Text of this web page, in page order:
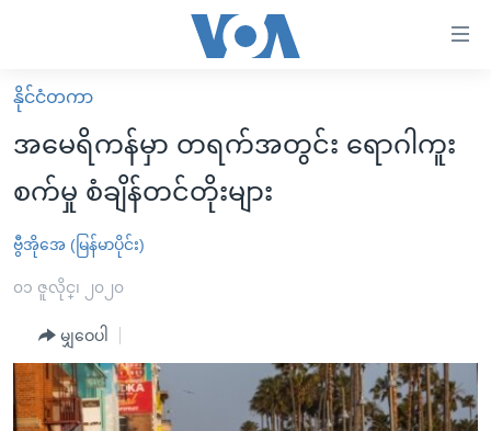
လွယ်ကူ
စေ
သည့်
များ
ပင်မ
ကျော်
ကြည့်
မူလစာမျက်နှာ
မြန်မာ
ကမ္ဘာ့သတင်းများ
နိုင်ငံတကာ
အစ္စရေး-ပါလက်စတိုင်း
ဗွီဒီယို
အင်္ဂလိပ်စာလေ့လာမယ်
အမေရိကန်သုံးအီဒီယံ
အပတ်စဉ်ကဏ္ဍများ
နိုင်ငံတကာ
အမေရိကန်မှာ တရက်အတွင်း ရောဂါကူး
စက်မှု စံချိန်တင်တိုးများ
ဗွီအိုအေ (မြန်မာပိုင်း)
၀၁ ဇူလိုင္၊ ၂၀၂၀
မျှဝေပါ